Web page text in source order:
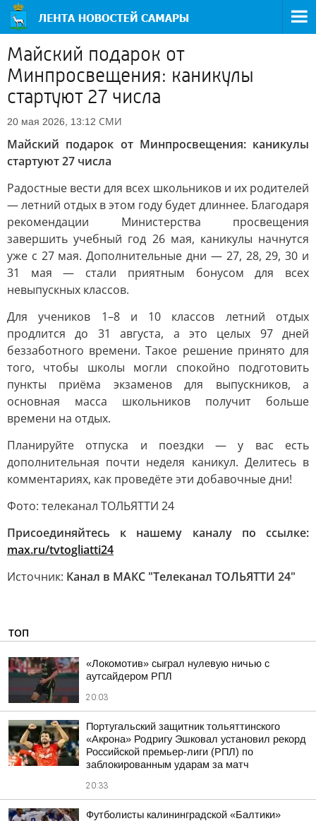
Майский подарок от
Минпросвещения: каникулы
стартуют 27 числа
20 мая 2026, 13:12 СМИ
Майский подарок от Минпросвещения: каникулы
стартуют 27 числа
Радостные вести для всех школьников и их родителей
— летний отдых в этом году будет длиннее. Благодаря
рекомендации Министерства просвещения
завершить учебный год 26 мая, каникулы начнутся
уже с 27 мая. Дополнительные дни — 27, 28, 29, 30 и
31 мая — стали приятным бонусом для всех
невыпускных классов.
Для учеников 1–8 и 10 классов летний отдых
продлится до 31 августа, а это целых 97 дней
беззаботного времени. Такое решение принято для
того, чтобы школы могли спокойно подготовить
пункты приёма экзаменов для выпускников, а
основная масса школьников получит больше
времени на отдых.
Планируйте отпуска и поездки — у вас есть
дополнительная почти неделя каникул. Делитесь в
комментариях, как проведёте эти добавочные дни!
Фото: телеканал ТОЛЬЯТТИ 24
Присоединяйтесь к нашему каналу по ссылке:
max.ru/tvtogliatti24
Источник: Канал в МАКС "Телеканал ТОЛЬЯТТИ 24"
ТОП
«Локомотив» сыграл нулевую ничью с
аутсайдером РПЛ
20:03
Португальский защитник тольяттинского
«Акрона» Родригу Эшковал установил рекорд
Российской премьер-лиги (РПЛ) по
заблокированным ударам за матч
20:33
Футболисты калининградской «Балтики»